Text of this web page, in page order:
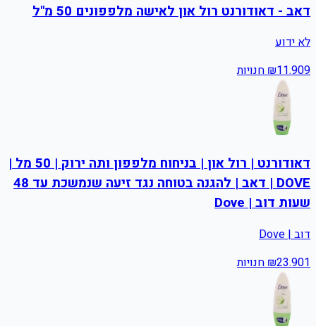
דאב - דאודורנט רול און לאישה מלפפונים 50 מ"ל
לא ידוע
₪11.909 חנויות
דאודורנט | רול און | בניחוח מלפפון ותה ירוק | 50 מל |
DOVE | דאב | להגנה בטוחה נגד זיעה שנמשכת עד 48
שעות דוב | Dove
דוב | Dove
₪23.901 חנויות